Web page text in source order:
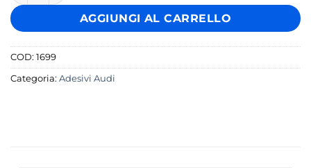
AGGIUNGI AL CARRELLO
COD: 1699
Categoria: Adesivi Audi